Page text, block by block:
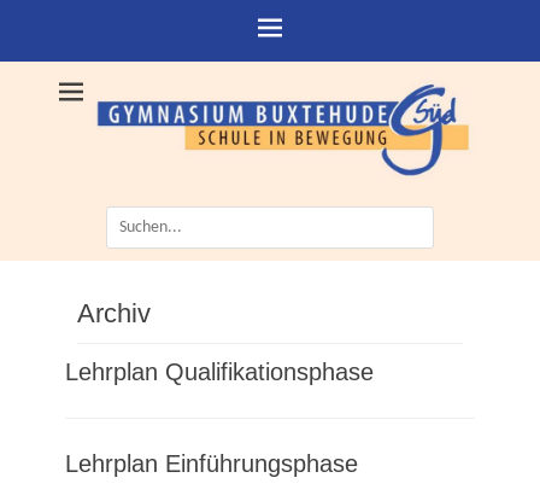
Suche
nach:
Archiv
Lehrplan Qualifikationsphase
Lehrplan Einführungsphase